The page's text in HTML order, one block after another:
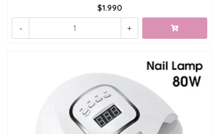
$1.990
+
-